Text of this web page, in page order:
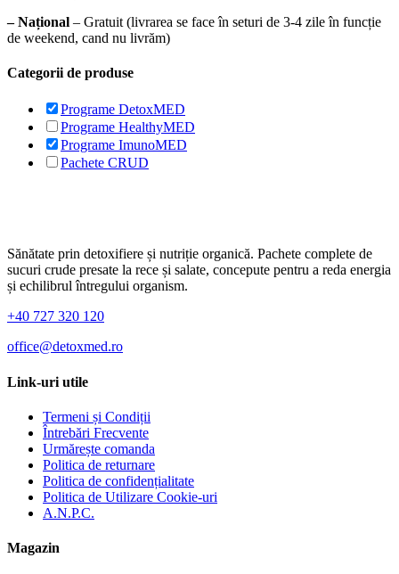
– Național – Gratuit (livrarea se face în seturi de 3-4 zile în funcție
de weekend, cand nu livrăm)
Categorii de produse
Programe DetoxMED
Programe HealthyMED
Programe ImunoMED
Pachete CRUD
Sănătate prin detoxifiere și nutriție organică. Pachete complete de
sucuri crude presate la rece și salate, concepute pentru a reda energia
și echilibrul întregului organism.
+40 727 320 120
office@detoxmed.ro
Link-uri utile
Termeni și Condiții
Întrebări Frecvente
Urmărește comanda
Politica de returnare
Politica de confidențialitate
Politica de Utilizare Cookie-uri
A.N.P.C.
Magazin